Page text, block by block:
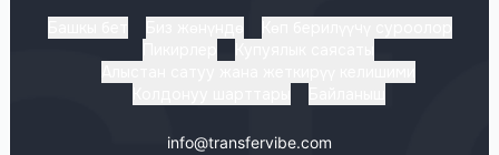
info@transfervibe.com